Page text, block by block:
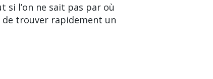
si l’on ne sait pas par où
de trouver rapidement un